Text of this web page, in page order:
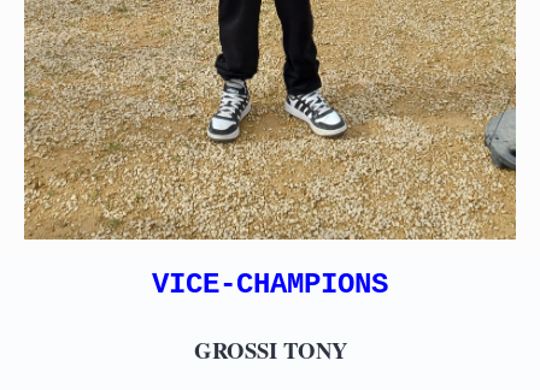
VICE-CHAMPIONS
GROSSI TONY